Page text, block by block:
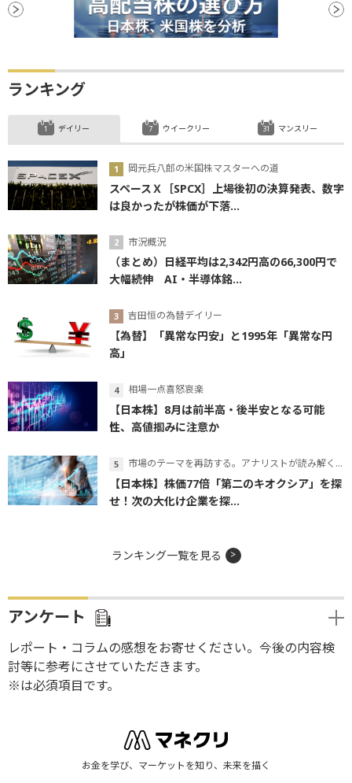
ランキング
デイリー
岡元兵八郎の米国株マスターへの道
スペースＸ［SPCX］上場後初の決算発表、数字
は良かったが株価が下落...
市況概況
（まとめ）日経平均は2,342円高の66,300円で
大幅続伸 AI・半導体銘...
吉田恒の為替デイリー
【為替】「異常な円安」と1995年「異常な円
高」
相場一点喜怒哀楽
【日本株】8月は前半高・後半安となる可能
性、高値掴みに注意か
市場のテーマを再訪する。アナリストが読み解くテーマの本質
【日本株】株価77倍「第二のキオクシア」を探
せ！次の大化け企業を探...
ウイークリー マンスリー
ランキング一覧を見る
アンケート
レポート・コラムの感想をお寄せください。今後の内容検
討等に参考にさせていただきます。
※は必須項目です。
お金を学び、マーケットを知り、未来を描く